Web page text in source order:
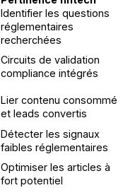
Identifier les questions
réglementaires
recherchées
Circuits de validation
compliance intégrés
Lier contenu consommé
et leads convertis
Détecter les signaux
faibles réglementaires
Optimiser les articles à
fort potentiel